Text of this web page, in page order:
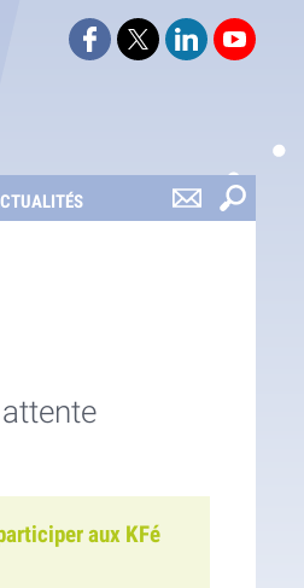
Suivez-nous sur
Suivez-nous sur
Retrouvez-
aux KFé